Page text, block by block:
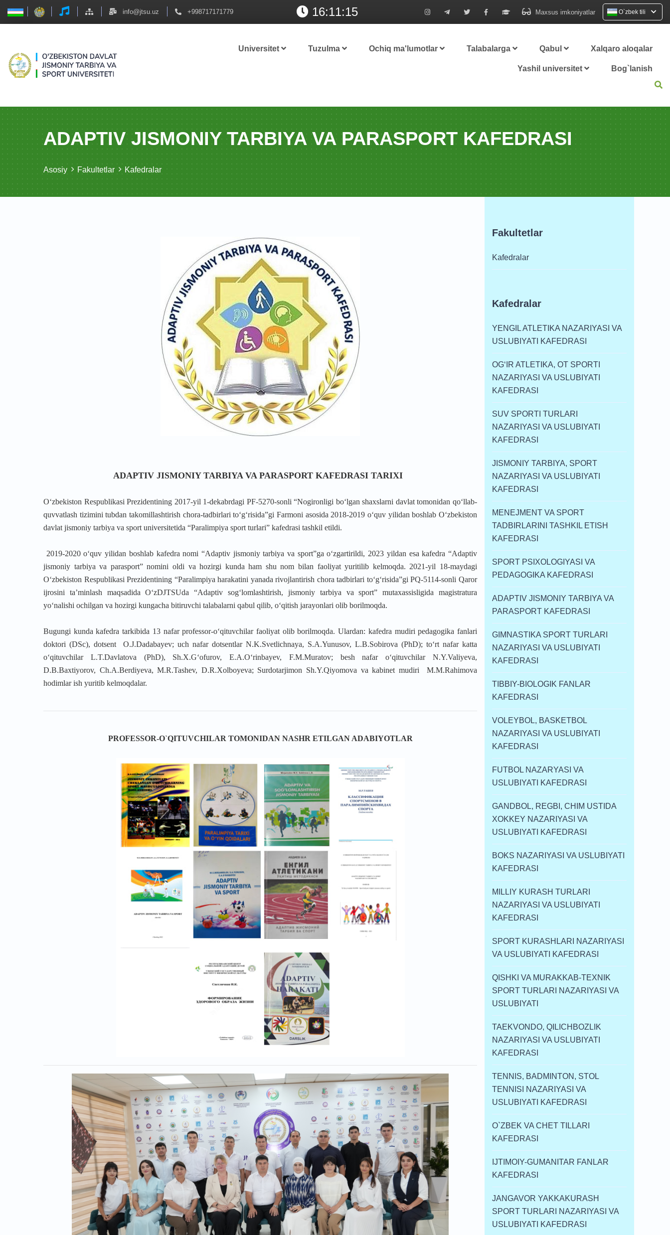
info@jtsu.uz +998717171779 16:11:16 Maxsus imkoniyatlar O`zbek tili
Universitet Tuzulma Ochiq ma'lumotlar Talabalarga Qabul Xalqaro aloqalar
Yashil universitet Bog`lanish
ADAPTIV JISMONIY TARBIYA VA PARASPORT KAFEDRASI
Asosiy Fakultetlar Kafedralar
ADAPTIV JISMONIY TARBIYA VA PARASPORT KAFEDRASI TARIXI
O‘zbekiston Respublikasi Prezidentining 2017-yil 1-dekabrdagi PF-5270-sonli “Nogironligi bo‘lgan shaxslarni davlat tomonidan qo‘llab-
quvvatlash tizimini tubdan takomillashtirish chora-tadbirlari to‘g‘risida”gi Farmoni asosida 2018-2019 o‘quv yilidan boshlab O‘zbekiston
davlat jismoniy tarbiya va sport universitetida “Paralimpiya sport turlari” kafedrasi tashkil etildi.
2019-2020 o‘quv yilidan boshlab kafedra nomi “Adaptiv jismoniy tarbiya va sport”ga o‘zgartirildi, 2023 yildan esa kafedra “Adaptiv
jismoniy tarbiya va parasport” nomini oldi va hozirgi kunda ham shu nom bilan faoliyat yuritilib kelmoqda. 2021-yil 18-maydagi
O‘zbekiston Respublikasi Prezidentining “Paralimpiya harakatini yanada rivojlantirish chora tadbirlari to‘g‘risida”gi PQ-5114-sonli Qaror
ijrosini ta’minlash maqsadida O‘zDJTSUda “Adaptiv sog‘lomlashtirish, jismoniy tarbiya va sport” mutaxassisligida magistratura
yo‘nalishi ochilgan va hozirgi kungacha bitiruvchi talabalarni qabul qilib, o‘qitish jarayonlari olib borilmoqda.
Bugungi kunda kafedra tarkibida 13 nafar professor-o‘qituvchilar faoliyat olib borilmoqda. Ulardan: kafedra mudiri pedagogika fanlari
doktori (DSc), dotsent O.J.Dadabayev; uch nafar dotsentlar N.K.Svetlichnaya, S.A.Yunusov, L.B.Sobirova (PhD); to‘rt nafar katta
o‘qituvchilar L.T.Davlatova (PhD), Sh.X.G‘ofurov, E.A.O‘rinbayev, F.M.Muratov; besh nafar o‘qituvchilar N.Y.Valiyeva,
D.B.Baxtiyorov, Ch.A.Berdiyeva, M.R.Tashev, D.R.Xolboyeva; Surdotarjimon Sh.Y.Qiyomova va kabinet mudiri M.M.Rahimova
hodimlar ish yuritib kelmoqdalar.
PROFESSOR-O`QITUVCHILAR TOMONIDAN NASHR ETILGAN ADABIYOTLAR
Fakultetlar
Kafedralar
Kafedralar
YENGIL ATLETIKA NAZARIYASI VA
USLUBIYATI KAFEDRASI
OG‘IR ATLETIKA, OT SPORTI
NAZARIYASI VA USLUBIYATI
KAFEDRASI
SUV SPORTI TURLARI
NAZARIYASI VA USLUBIYATI
KAFEDRASI
JISMONIY TARBIYA, SPORT
NAZARIYASI VA USLUBIYATI
KAFEDRASI
MENEJMENT VA SPORT
TADBIRLARINI TASHKIL ETISH
KAFEDRASI
SPORT PSIXOLOGIYASI VA
PEDAGOGIKA KAFEDRASI
ADAPTIV JISMONIY TARBIYA VA
PARASPORT KAFEDRASI
GIMNASTIKA SPORT TURLARI
NAZARIYASI VA USLUBIYATI
KAFEDRASI
TIBBIY-BIOLOGIK FANLAR
KAFEDRASI
VOLEYBOL, BASKETBOL
NAZARIYASI VA USLUBIYATI
KAFEDRASI
FUTBOL NAZARYASI VA
USLUBIYATI KAFEDRASI
GANDBOL, REGBI, CHIM USTIDA
XOKKEY NAZARIYASI VA
USLUBIYATI KAFEDRASI
BOKS NAZARIYASI VA USLUBIYATI
KAFEDRASI
MILLIY KURASH TURLARI
NAZARIYASI VA USLUBIYATI
KAFEDRASI
SPORT KURASHLARI NAZARIYASI
VA USLUBIYATI KAFEDRASI
QISHKI VA MURAKKAB-TEXNIK
SPORT TURLARI NAZARIYASI VA
USLUBIYATI
TAEKVONDO, QILICHBOZLIK
NAZARIYASI VA USLUBIYATI
KAFEDRASI
TENNIS, BADMINTON, STOL
TENNISI NAZARIYASI VA
USLUBIYATI KAFEDRASI
O`ZBEK VA CHET TILLARI
KAFEDRASI
IJTIMOIY-GUMANITAR FANLAR
KAFEDRASI
JANGAVOR YAKKAKURASH
SPORT TURLARI NAZARIYASI VA
USLUBIYATI KAFEDRASI